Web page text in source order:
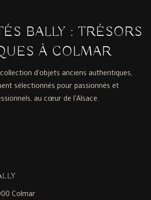
BALLY : TRÉSORS
À COLMAR
d'objets anciens authentiques,
sélectionnés pour passionnés et
au cœur de l'Alsace.
Colmar